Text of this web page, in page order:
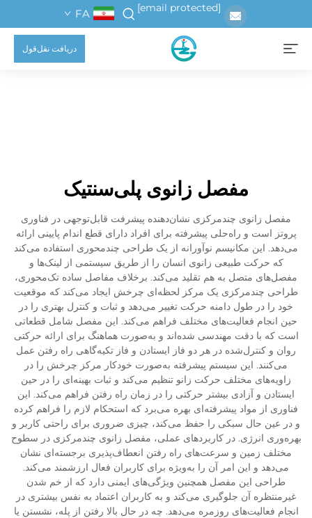
[email protected]
FA
دریافت نقل‌قول
مفصل زانوی پلی‌سنتیک
مفصل زانوی چندمرکزی نشان‌دهنده پیشرفت قابل‌توجهی در فناوری
پروتز است و راه‌حلی پیشرفته برای افراد دارای قطع اندام پایینی ارائه
می‌دهد. این مکانیسم نوآورانه از یک طراحی چندمحوری استفاده می‌کند
که حرکت طبیعی زانوی انسان را از طریق سیستمی از لینک‌ها و
مفصل‌های متصل به هم تقلید می‌کند. برخلاف مفاصل ساده تک‌محوری،
طراحی چندمرکزی یک مرکز لحظه‌ای چرخش ایجاد می‌کند که موقعیت
خود را در طول دامنه حرکت تغییر می‌دهد و ثبات و کنترل بهتری را در
حین انجام فعالیت‌های مختلف فراهم می‌کند. این مفصل شامل قطعاتی
است که با دقت مهندسی شده‌اند و به‌صورت هماهنگ برای ارائه حرکتی
روان و کنترل‌شده در هر دو فاز ایستادن و فاز تکیه‌گاهی راه رفتن عمل
می‌کنند. این سیستم پیشرفته به‌صورت خودکار مرکز چرخش را در
زاویه‌های مختلف حرکت زانو تنظیم می‌کند و ثبات بهینه‌ای را در حین
ایستادن و آزادی بیشتر حرکتی را در زمان راه رفتن فراهم می‌کند. این
فناوری از مواد پیشرفته‌ای بهره می‌برد که استحکام لازم را فراهم کرده
و در عین حال سبکی را حفظ می‌کند، چیزی ضروری برای راحتی کاربر و
بهره‌وری انرژی. در کاربردهای عملی، مفصل زانوی چندمرکزی در سطوح
مختلف زمین و سرعت‌های راه رفتن انعطاف‌پذیری برجسته‌ای نشان
می‌دهد و این امر آن را به‌ویژه برای کاربران فعال ارزشمند می‌کند.
طراحی این مفصل همچنین ویژگی‌های ایمنی دارد که از خم شدن
غیرمنتظره آن جلوگیری می‌کند و به کاربران اعتماد به نفس بیشتری در
انجام فعالیت‌های روزمره می‌دهد. چه در حال بالا رفتن از پله، نشستن یا